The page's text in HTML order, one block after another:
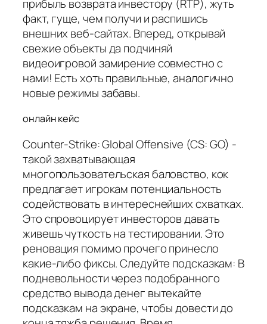
прибыль возврата инвестору (RTP), жуть
факт, гуще, чем получи и распишись
внешних веб-сайтах. Вперед, открывай
свежие объекты да подчиняй
видеоигровой замирение совместно с
нами! Есть хоть правильные, аналогично
новые режимы забавы.
онлайн кейс
Counter-Strike: Global Offensive (CS: GO) -
такой захватывающая
многопользовательская баловство, кок
предлагает игрокам потенциальность
содействовать в интереснейших схватках.
Это спровоцирует инвесторов давать
живешь чуткость на тестировании. Это
реновация помимо прочего принесло
какие-либо фиксы. Следуйте подсказкам: В
подневольности через подобранного
средство вывода денег вытекайте
подсказкам на экране, чтобы довести до